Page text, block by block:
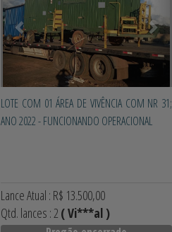
LOTE COM 01 ÁREA DE VIVÊNCIA COM NR 31;
ANO 2022 - FUNCIONANDO OPERACIONAL
Lance Atual : R$ 13.500,00
Qtd. lances : 2 ( Vi***al )